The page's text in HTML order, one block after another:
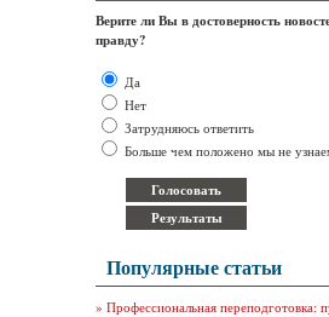
Верите ли Вы в достоверность
правду?
Да
Нет
Затрудняюсь ответить
Больше чем положено мы не
Популярные статьи
» Профессиональная переподготовка: